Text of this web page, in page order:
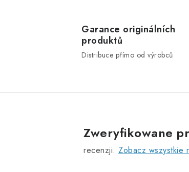
Garance originálních
produktů
Distribuce přímo od výrobců
Zweryfikowane
recenzji. Zobacz wszystkie